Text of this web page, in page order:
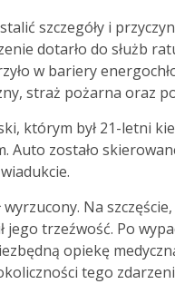
szczegóły i
dotarło do służb
w bariery
straż pożarna oraz
którym był 21-letni
Auto zostało
Na
trzeźwość. Po
opiekę
tego